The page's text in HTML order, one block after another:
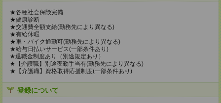
★各種社会保険完備
★健康診断
★交通費全額支給(勤務先により異なる)
★有給休暇
★車・バイク通勤可(勤務先により異なる)
★給与日払いサービス(一部条件あり)
★退職金制度あり（別途規定あり）
★【介護職】別途夜勤手当有(勤務先により異なる)
★【介護職】資格取得応援制度(一部条件あり)
登録について